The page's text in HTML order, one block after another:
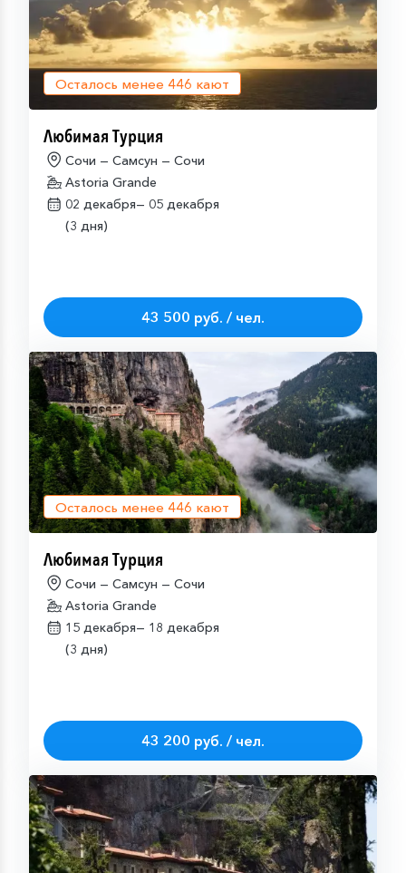
Осталось менее 446 кают
Любимая Турция
Сочи — Самсун — Сочи
Astoria Grande
02 декабря— 05 декабря
(3 дня)
43 500 руб. / чел.
Осталось менее 446 кают
Любимая Турция
Сочи — Самсун — Сочи
Astoria Grande
15 декабря— 18 декабря
(3 дня)
43 200 руб. / чел.